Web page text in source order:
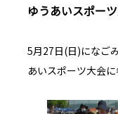
ゆうあいスポー
5月27日(日)になご
あいスポーツ大会に